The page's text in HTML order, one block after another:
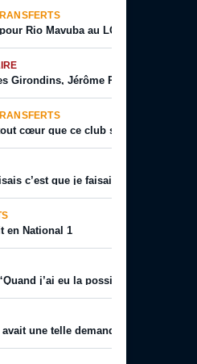
Rio Mavuba au LOSC
Girondins, Jérôme Prior fête son
cœur que ce club se relèvera”
c’est que je faisais visiter le
en National 1
j’ai eu la possibilité d’avoir
une telle demande, on m’a